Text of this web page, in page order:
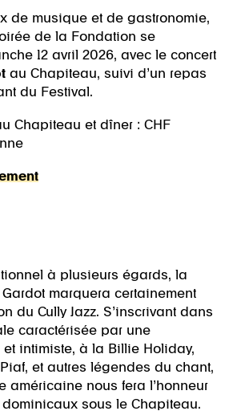
de musique et de gastronomie,
de la Fondation se
12 avril 2026, avec le concert
au Chapiteau, suivi d’un repas
du Festival.
Chapiteau et dîner : CHF
à plusieurs égards, la
marquera certainement
du Cully Jazz. S’inscrivant dans
caractérisée par une
intimiste, à la Billie Holiday,
et autres légendes du chant,
américaine nous fera l’honneur
sous le Chapiteau.